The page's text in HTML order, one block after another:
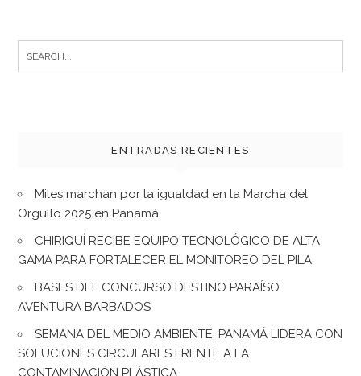
ENTRADAS RECIENTES
Miles marchan por la igualdad en la Marcha del
Orgullo 2025 en Panamá
CHIRIQUÍ RECIBE EQUIPO TECNOLÓGICO DE ALTA
GAMA PARA FORTALECER EL MONITOREO DEL PILA
BASES DEL CONCURSO DESTINO PARAÍSO
AVENTURA BARBADOS
SEMANA DEL MEDIO AMBIENTE: PANAMÁ LIDERA CON
SOLUCIONES CIRCULARES FRENTE A LA
CONTAMINACIÓN PLÁSTICA